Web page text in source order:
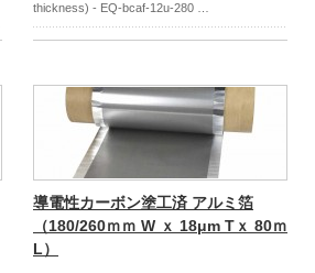
thickness) - EQ-bcaf-12u-280 …
導電性カーボン塗工済 アルミ箔
（180/260ｍｍ W ｘ 18μm Tｘ 80ｍ
L）